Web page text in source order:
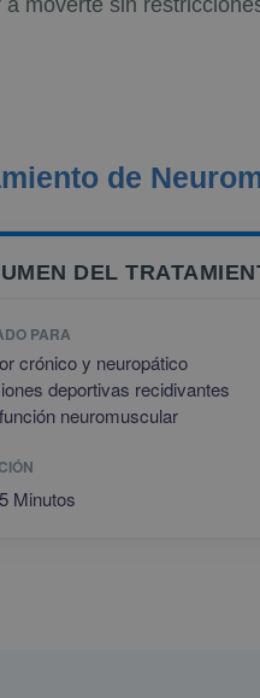
a moverte sin
de
DEL
PARA
crónico y neuropático
deportivas recidivantes
neuromuscular
Minutos